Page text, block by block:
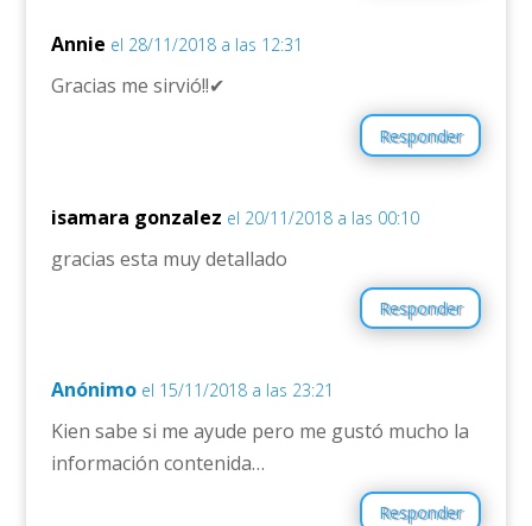
Annie el 28/11/2018 a las 12:31
Gracias me sirvió!!✔
Responder
isamara gonzalez el 20/11/2018 a las 00:10
gracias esta muy detallado
Responder
Anónimo el 15/11/2018 a las 23:21
Kien sabe si me ayude pero me gustó mucho la
información contenida…
Responder